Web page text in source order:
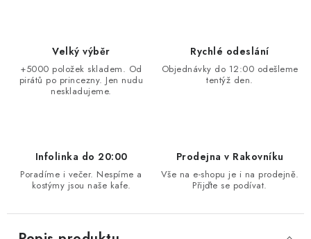
Velký výběr
+5000 položek skladem. Od
pirátů po princezny. Jen nudu
neskladujeme.
Rychlé odeslání
Objednávky do 12:00 odešleme
tentýž den.
Infolinka do 20:00
Poradíme i večer. Nespíme a
kostýmy jsou naše kafe.
Prodejna v Rakovníku
Vše na e-shopu je i na prodejně.
Přijďte se podívat.